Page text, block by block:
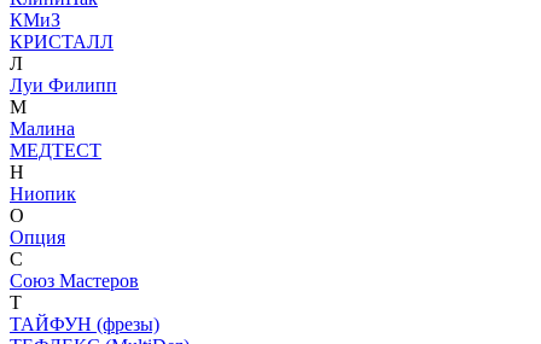
КМиЗ
КРИСТАЛЛ
Л
Луи Филипп
М
Малина
МЕДТЕСТ
Н
Ниопик
О
Опция
С
Союз Мастеров
Т
ТАЙФУН (фрезы)